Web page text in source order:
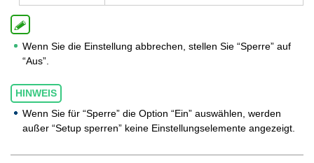
Wenn Sie die Einstellung abbrechen, stellen Sie “Sperre” auf
“Aus”.
HINWEIS
Wenn Sie für “Sperre” die Option “Ein” auswählen, werden
außer “Setup sperren” keine Einstellungselemente angezeigt.